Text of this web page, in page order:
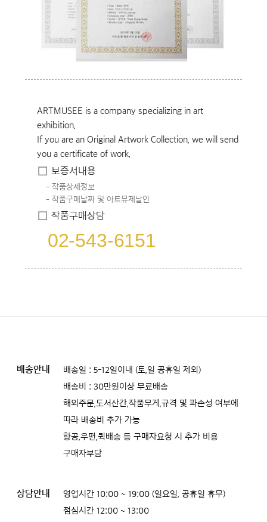
ARTMUSEE is a company specializing in art
exhibition.
If you are an Original Artwork Collection, we will send
you a certificate of work.
보증서내용
작품상세정보
작품구매날짜 및 아트뮤제날인
작품구매상담
02-543-6151
배송안내
배송일 : 5-12일이내 (토,일 공휴일 제외)
배송비 : 30만원이상 무료배송
해외주문,도서산간,작품무게,규격 및 파손성 여부에
따라 배송비 추가 가능
항공,우편,퀵배송 등 구매자요청 시 추가 비용
구매자부담
상담안내
영업시간 10:00 ~ 19:00 (일요일, 공휴일 휴무)
점심시간 12:00 ~ 13:00